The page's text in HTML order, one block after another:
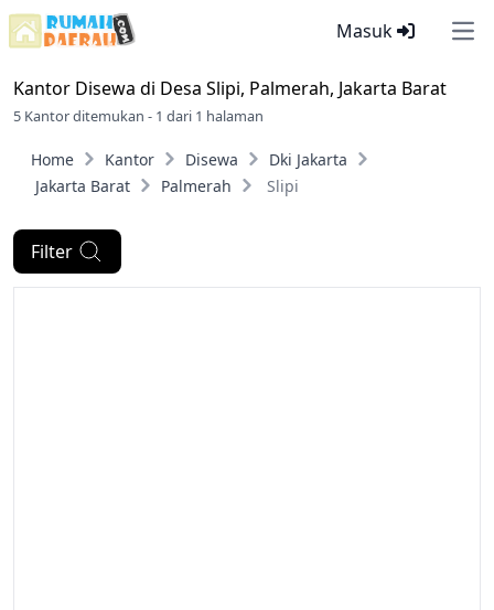
Masuk
Kantor Disewa di Desa Slipi, Palmerah, Jakarta Barat
5 Kantor ditemukan - 1 dari 1 halaman
Home Kantor Disewa
Dki Jakarta
Jakarta Barat
Palmerah Slipi
Filter